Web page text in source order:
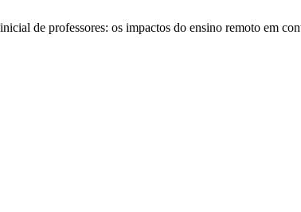
de professores: os impactos do ensino remoto em